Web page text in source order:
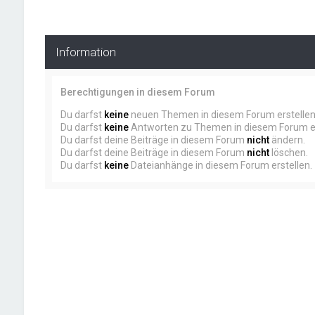
Information
Berechtigungen in diesem Forum
Du darfst keineneuen Themen in diesem Forum erstellen.
Du darfst keineAntworten zu Themen in diesem Forum
Du darfst deine Beiträge in diesem Forum nichtändern.
Du darfst deine Beiträge in diesem Forum nichtlöschen.
Du darfst keineDateianhänge in diesem Forum erstellen.